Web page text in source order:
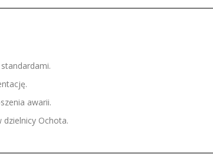
awarii.
Ochota.